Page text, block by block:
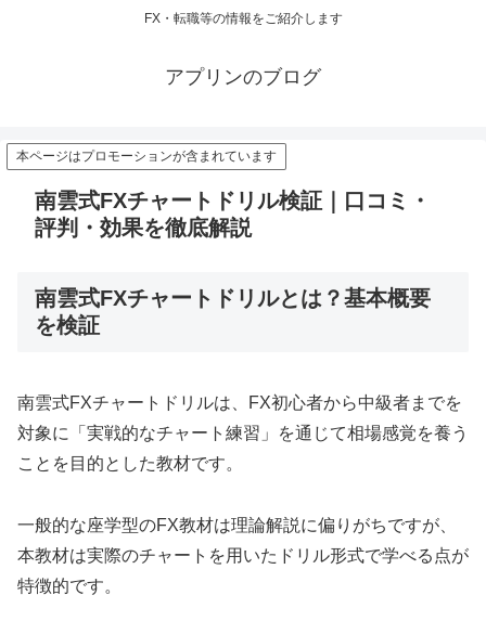
FX・転職等の情報をご紹介します
アプリンのブログ
本ページはプロモーションが含まれています
南雲式FXチャートドリル検証｜口コミ・
評判・効果を徹底解説
南雲式FXチャートドリルとは？基本概要
を検証
南雲式FXチャートドリルは、FX初心者から中級者までを
対象に「実戦的なチャート練習」を通じて相場感覚を養う
ことを目的とした教材です。
一般的な座学型のFX教材は理論解説に偏りがちですが、
本教材は実際のチャートを用いたドリル形式で学べる点が
特徴的です。